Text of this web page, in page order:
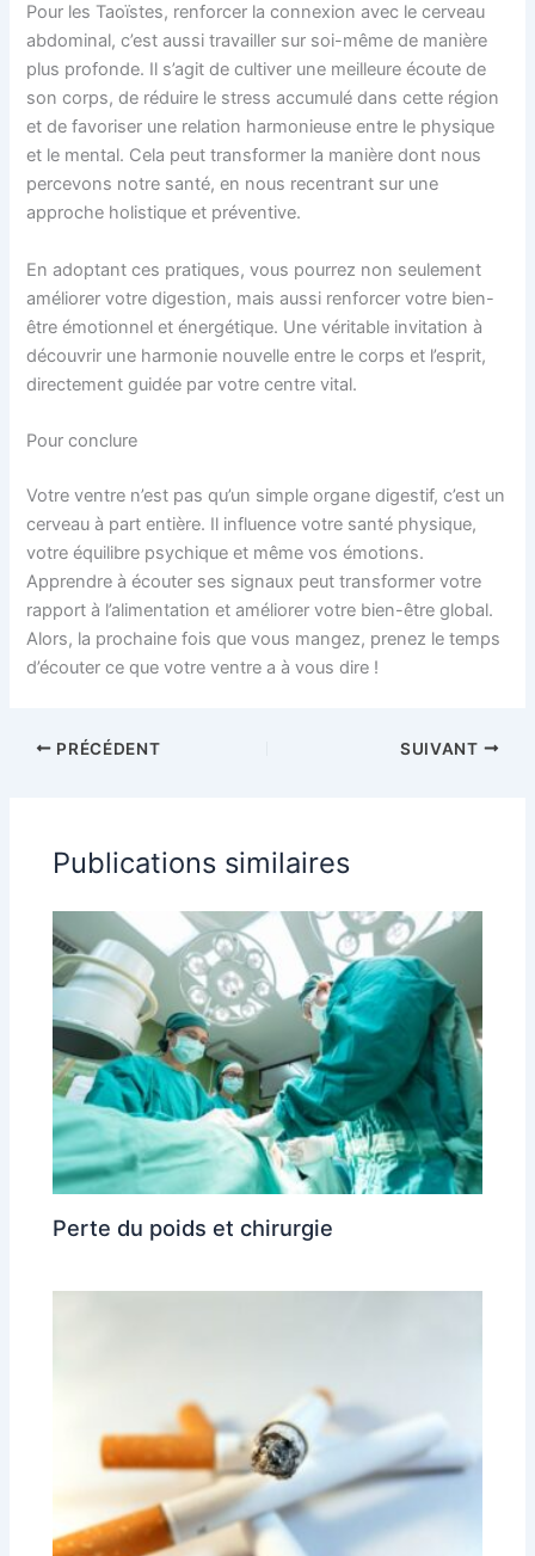
Pour les Taoïstes, renforcer la connexion avec le cerveau
abdominal, c’est aussi travailler sur soi-même de manière
plus profonde. Il s’agit de cultiver une meilleure écoute de
son corps, de réduire le stress accumulé dans cette région
et de favoriser une relation harmonieuse entre le physique
et le mental. Cela peut transformer la manière dont nous
percevons notre santé, en nous recentrant sur une
approche holistique et préventive.
En adoptant ces pratiques, vous pourrez non seulement
améliorer votre digestion, mais aussi renforcer votre bien-
être émotionnel et énergétique. Une véritable invitation à
découvrir une harmonie nouvelle entre le corps et l’esprit,
directement guidée par votre centre vital.
Pour conclure
Votre ventre n’est pas qu’un simple organe digestif, c’est un
cerveau à part entière. Il influence votre santé physique,
votre équilibre psychique et même vos émotions.
Apprendre à écouter ses signaux peut transformer votre
rapport à l’alimentation et améliorer votre bien-être global.
Alors, la prochaine fois que vous mangez, prenez le temps
d’écouter ce que votre ventre a à vous dire !
PRÉCÉDENT SUIVANT
Publications similaires
Perte du poids et chirurgie